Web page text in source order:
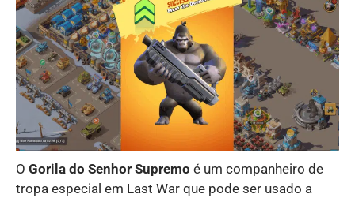
O Gorila do Senhor Supremo é um companheiro de
tropa especial em Last War que pode ser usado a